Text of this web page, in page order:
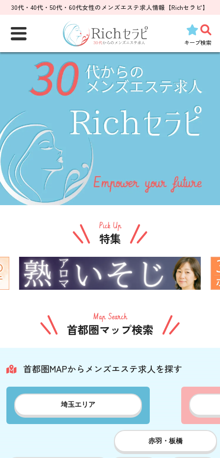
30代・40代・50代・60代女性のメンズエステ求人情報【Richセラピ】
キープ検索
索:
Pick Up
特集
Map Search
首都圏マップ検索
首都圏MAPからメンズエステ求人を探す
埼玉エリア
赤羽・板橋